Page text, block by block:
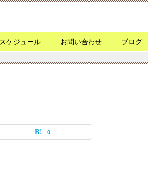
スケジュール お問い合わせ ブログ
0